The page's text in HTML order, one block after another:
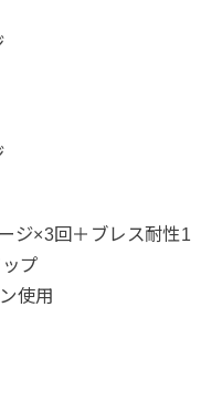
ジ×3回＋ブレス耐性1
プ
使用